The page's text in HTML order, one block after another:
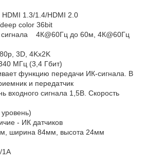
1.3/1.4/HDMI 2.0
color 36bit
сигнала 4К@60Гц до 60м, 4К@60Гц
3D, 4Kx2K
МГц (3,4 Гбит)
функцию передачи ИК-сигнала. В
и передатчик
входного сигнала 1,5В. Скорость
- ИК датчиков
ширина 84мм, высота 24мм